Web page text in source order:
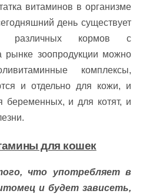
витаминов в организме
день существует
различных кормов с
рынке зоопродукции можно
комплексы,
и отдельно для кожи, и
беременных, и для котят, и
для кошек
что употребляет в
и будет зависеть,